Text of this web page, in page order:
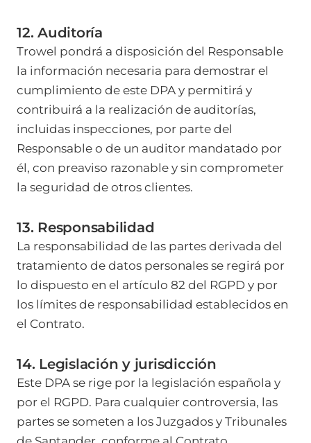
12. Auditoría
Trowel pondrá a disposición del Responsable
la información necesaria para demostrar el
cumplimiento de este DPA y permitirá y
contribuirá a la realización de auditorías,
incluidas inspecciones, por parte del
Responsable o de un auditor mandatado por
él, con preaviso razonable y sin comprometer
la seguridad de otros clientes.
13. Responsabilidad
La responsabilidad de las partes derivada del
tratamiento de datos personales se regirá por
lo dispuesto en el artículo 82 del RGPD y por
los límites de responsabilidad establecidos en
el Contrato.
14. Legislación y jurisdicción
Este DPA se rige por la legislación española y
por el RGPD. Para cualquier controversia, las
partes se someten a los Juzgados y Tribunales